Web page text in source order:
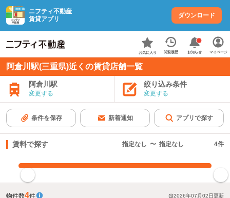
ニフティ不動産
賃貸アプリ
ダウンロード
お気に入り 閲覧履歴 お知らせ マイページ
阿倉川駅(三重県)近くの賃貸店舗一覧
阿倉川駅
変更する
絞り込み条件
変更する
条件を保存 新着通知 アプリで探す
賃料で探す 指定なし 〜 指定なし 4件
物件数4件 2026年07月02日更新